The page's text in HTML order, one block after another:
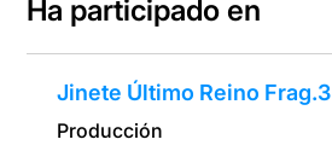
Ha participado en
Jinete Último Reino Frag.3
Producción